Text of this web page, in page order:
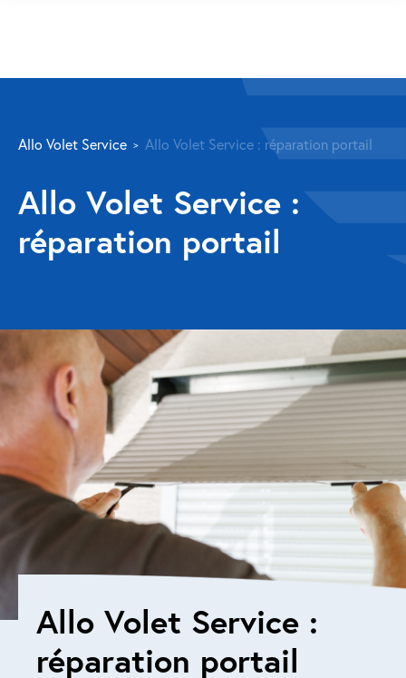
Volet roulant
Réparation
Volet roulant Velux
Réparation portail
Réparation volet battant
Réparation porte de garage
Modernisation et domotique
Centralisation volets roulants
ESPACE PRO
Prestations ad-hoc
Allo Volet Service Allo Volet Service : réparation portail
Allo Volet Service :
réparation portail
Allo Volet Service :
réparation portail